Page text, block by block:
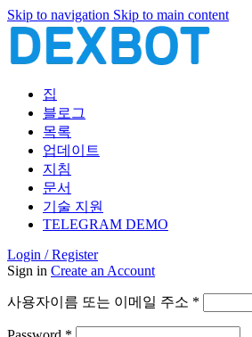
Skip to navigation Skip to main content
집
블로그
목록
업데이트
지침
문서
기술 지원
TELEGRAM DEMO
Login / Register
Sign in Create an Account
사용자이름 또는 이메일 주소 *